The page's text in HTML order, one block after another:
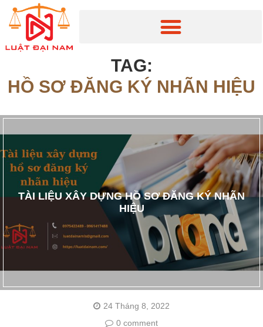
TAG:
HỒ SƠ ĐĂNG KÝ NHÃN HIỆU
TÀI LIỆU XÂY DỰNG HỒ SƠ ĐĂNG KÝ NHÃN
HIỆU
24 Tháng 8, 2022
0 comment